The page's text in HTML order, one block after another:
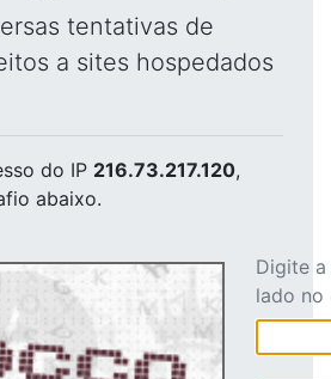
tentativas de
a sites hospedados
do IP 216.73.217.120,
abaixo.
Digite
lado no